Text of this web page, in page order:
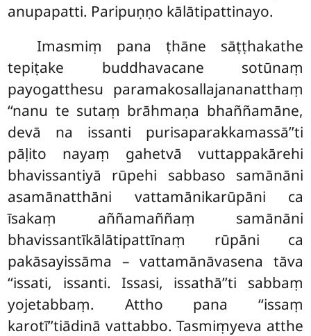
anupapatti. Paripuṇṇo kālātipattinayo.
Imasmiṃ pana ṭhāne sāṭṭhakathe
tepiṭake buddhavacane sotūnaṃ
payogatthesu paramakosallajananatthaṃ
‘‘nanu te sutaṃ brāhmaṇa bhaññamāne,
devā na issanti purisaparakkamassā’’ti
pāḷito nayaṃ gahetvā vuttappakārehi
bhavissantiyā rūpehi sabbaso samānāni
asamānatthāni vattamānikarūpāni ca
īsakaṃ aññamaññaṃ samānāni
bhavissantīkālātipattīnaṃ rūpāni ca
pakāsayissāma – vattamānāvasena tāva
‘‘issati, issanti. Issasi, issathā’’ti sabbaṃ
yojetabbaṃ. Attho pana ‘‘issaṃ
karotī’’tiādinā vattabbo. Tasmiṃyeva atthe